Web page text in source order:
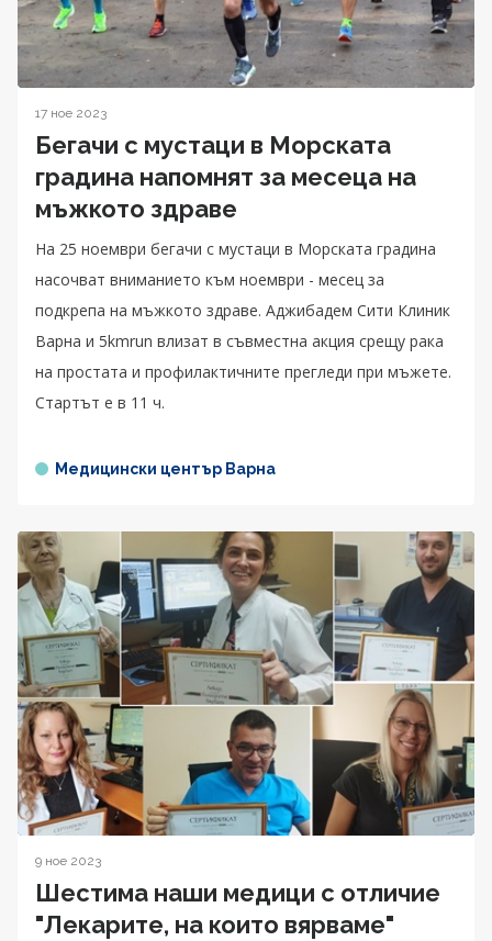
17 ное 2023
Бегачи с мустаци в Морската
градина напомнят за месеца на
мъжкото здраве
На 25 ноември бегачи с мустаци в Морската градина
насочват вниманието към ноември - месец за
подкрепа на мъжкото здраве. Аджибадем Сити Клиник
Варна и 5kmrun влизат в съвместна акция срещу рака
на простата и профилактичните прегледи при мъжете.
Стартът е в 11 ч.
Медицински център Варна
9 ное 2023
Шестима наши медици с отличие
"Лекарите, на които вярваме"